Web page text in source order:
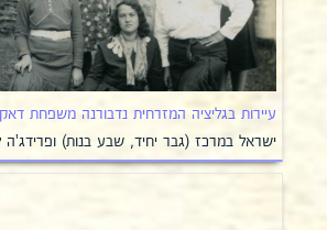
עיירות בגליציה המזרחית נדבורנה משפחת דאקס
ישראל במרכז (גבר יחיד, שבע בנות) ופרידג'ה